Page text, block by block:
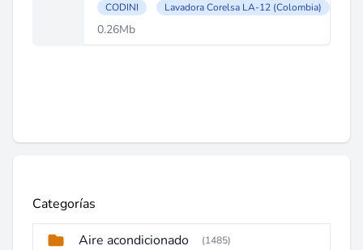
CODINI Lavadora Corelsa LA-12 (Colombia)
0.26Mb
Categorías
Aire acondicionado (1485)